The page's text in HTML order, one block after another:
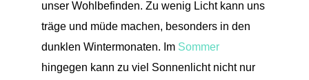
unser Wohlbefinden. Zu wenig Licht kann uns
träge und müde machen, besonders in den
dunklen Wintermonaten. Im Sommer
hingegen kann zu viel Sonnenlicht nicht nur